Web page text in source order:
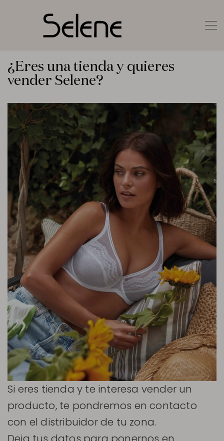
¿Eres una tienda y quieres
vender Selene?
Si eres tienda y te interesa vender un
producto, te pondremos en contacto
con el distribuidor de tu zona.